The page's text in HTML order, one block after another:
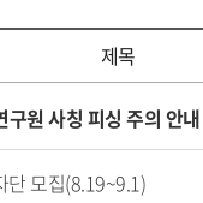
제목
구원 사칭 피싱 주의 안내
단 모집(8.19~9.1)